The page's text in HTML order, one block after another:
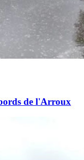
de l'Arroux